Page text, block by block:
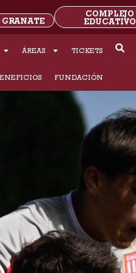
COMPLEJO
EDUCATIVO
GRANATE
ÁREAS TICKETS
FUNDACIÓN